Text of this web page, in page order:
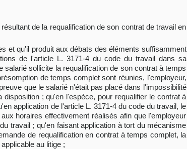
de la requalification de son contrat de travail en
et qu'il produit aux débats des éléments suffisamment
de l'article L. 3171-4 du code du travail dans sa
sollicite la requalification de son contrat à temps
de temps complet sont réunies, l'employeur,
que le salarié n'était pas placé dans l'impossibilité
; qu'en l'espèce, pour requalifier le contrat à
application de l'article L. 3171-4 du code du travail, le
horaires effectivement réalisés afin que l'employeur
travail ; qu'en faisant application à tort du mécanisme
de requalification en contrat à temps complet, la
au litige ;